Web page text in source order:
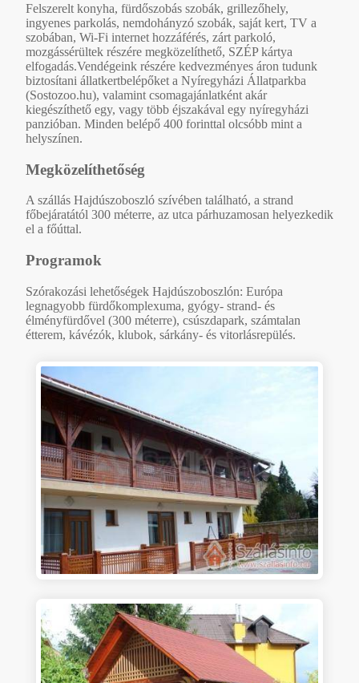
Felszerelt konyha, fürdőszobás szobák, grillezőhely,
ingyenes parkolás, nemdohányzó szobák, saját kert, TV a
szobában, Wi-Fi internet hozzáférés, zárt parkoló,
mozgássérültek részére megközelíthető, SZÉP kártya
elfogadás.Vendégeink részére kedvezményes áron tudunk
biztosítani állatkertbelépőket a Nyíregyházi Állatparkba
(Sostozoo.hu), valamint csomagajánlatként akár
kiegészíthető egy, vagy több éjszakával egy nyíregyházi
panzióban. Minden belépő 400 forinttal olcsóbb mint a
helyszínen.
Megközelíthetőség
A szállás Hajdúszoboszló szívében található, a strand
főbejáratától 300 méterre, az utca párhuzamosan helyezkedik
el a főúttal.
Programok
Szórakozási lehetőségek Hajdúszoboszlón: Európa
legnagyobb fürdőkomplexuma, gyógy- strand- és
élményfürdővel (300 méterre), csúszdapark, számtalan
étterem, kávézók, klubok, sárkány- és vitorlásrepülés.